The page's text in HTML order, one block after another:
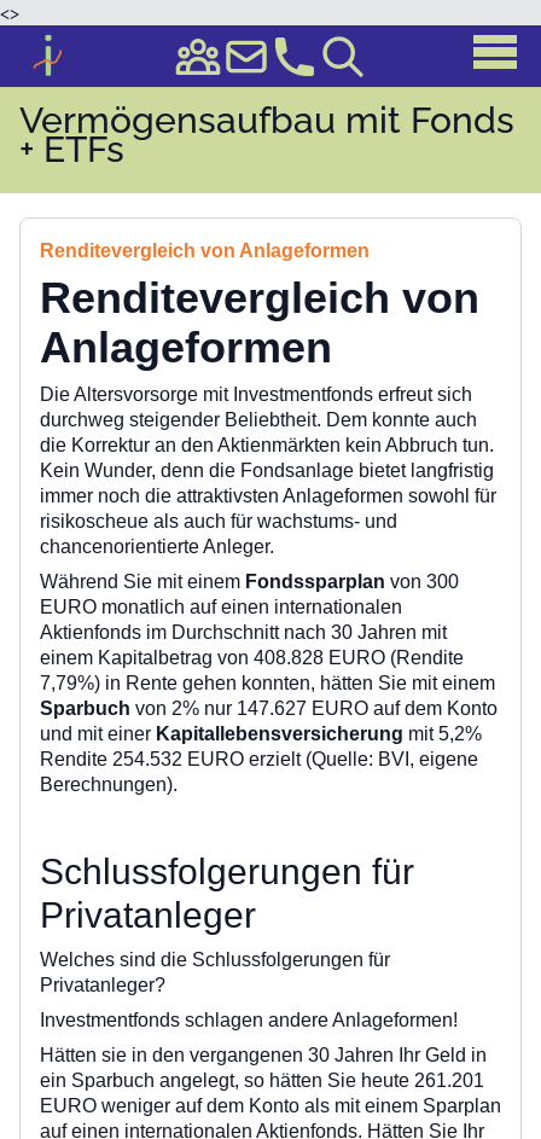
<>
Vermögensaufbau mit Fonds
+ ETFs
Renditevergleich von Anlageformen
Renditevergleich von
Anlageformen
Die Altersvorsorge mit Investmentfonds erfreut sich
durchweg steigender Beliebtheit. Dem konnte auch
die Korrektur an den Aktienmärkten kein Abbruch tun.
Kein Wunder, denn die Fondsanlage bietet langfristig
immer noch die attraktivsten Anlageformen sowohl für
risikoscheue als auch für wachstums- und
chancenorientierte Anleger.
Während Sie mit einem Fondssparplan von 300
EURO monatlich auf einen internationalen
Aktienfonds im Durchschnitt nach 30 Jahren mit
einem Kapitalbetrag von 408.828 EURO (Rendite
7,79%) in Rente gehen konnten, hätten Sie mit einem
Sparbuch von 2% nur 147.627 EURO auf dem Konto
und mit einer Kapitallebensversicherung mit 5,2%
Rendite 254.532 EURO erzielt (Quelle: BVI, eigene
Berechnungen).
Schlussfolgerungen für
Privatanleger
Welches sind die Schlussfolgerungen für
Privatanleger?
Investmentfonds schlagen andere Anlageformen!
Hätten sie in den vergangenen 30 Jahren Ihr Geld in
ein Sparbuch angelegt, so hätten Sie heute 261.201
EURO weniger auf dem Konto als mit einem Sparplan
auf einen internationalen Aktienfonds. Hätten Sie Ihr